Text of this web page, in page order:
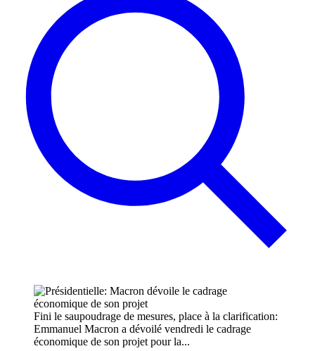
Fini le saupoudrage de mesures, place à la clarification:
Emmanuel Macron a dévoilé vendredi le cadrage
économique de son projet pour la...